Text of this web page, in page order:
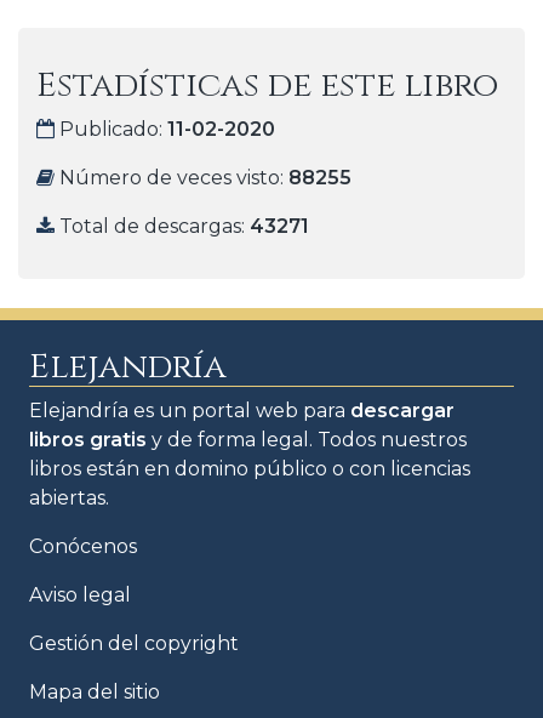
Estadísticas de este libro
Publicado: 11-02-2020
Número de veces visto: 88255
Total de descargas: 43271
Elejandría
Elejandría es un portal web para descargar
libros gratis y de forma legal. Todos nuestros
libros están en domino público o con licencias
abiertas.
Conócenos
Aviso legal
Gestión del copyright
Mapa del sitio